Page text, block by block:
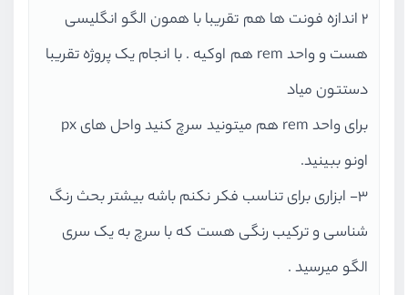
2 اندازه فونت ها هم تقریبا با همون الگو انگلیسی
هست و واحد rem هم اوکیه . با انجام یک پروژه تقریبا
دستتون میاد
برای واحد rem هم میتونید سرچ کنید واحل های px
اونو ببینید.
3- ابزاری برای تناسب فکر نکنم باشه بیشتر بحث رنگ
شناسی و ترکیب رنگی هست که با سرچ به یک سری
الگو میرسید .